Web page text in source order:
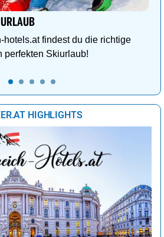
hotels.at findest du die richtige
perfekten Skiurlaub!
HIGHLIGHTS